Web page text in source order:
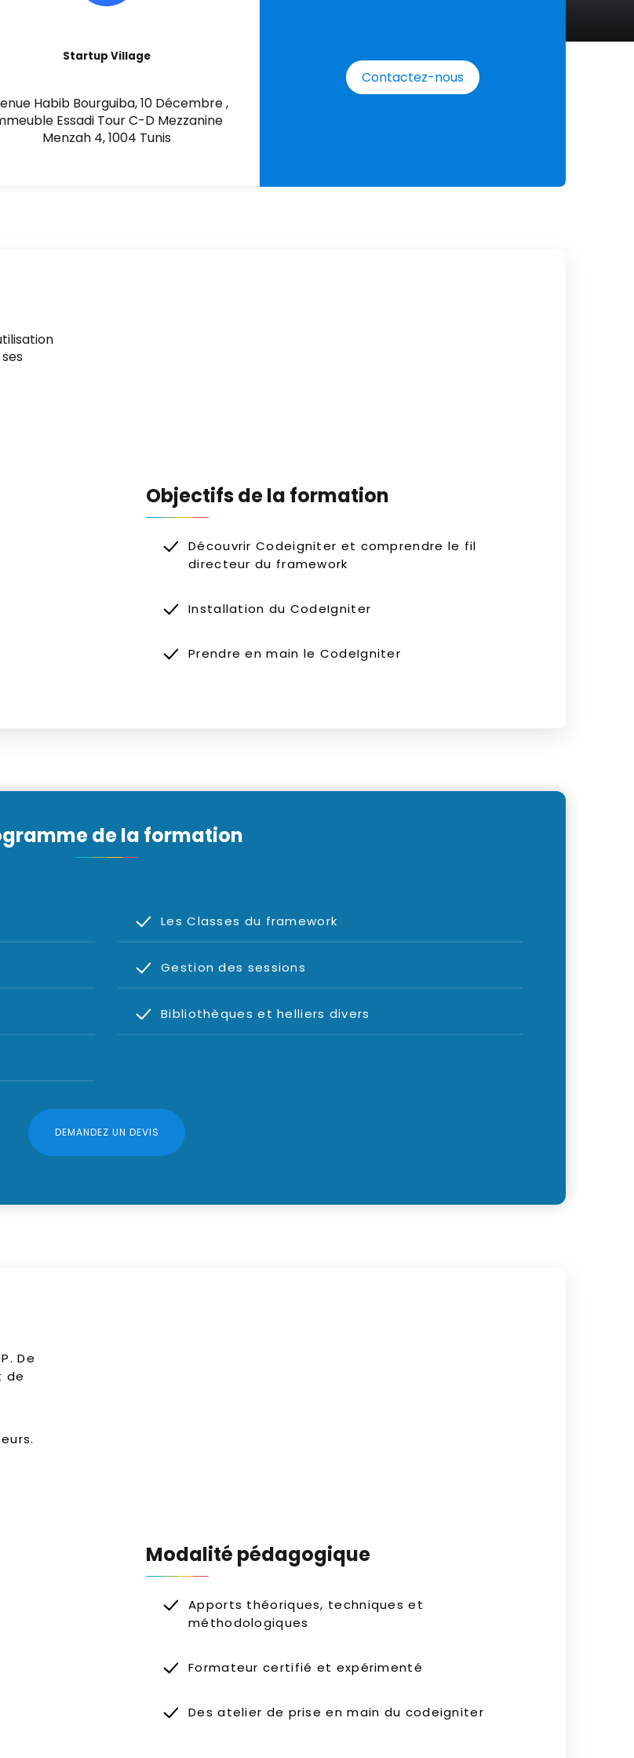
Startup Village
Habib Bourguiba, 10 Décembre ,
Essadi Tour C-D Mezzanine
Menzah 4, 1004 Tunis
Contactez-nous
Objectifs de la formation
Découvrir Codeigniter et comprendre le fil
directeur du framework
Installation du CodeIgniter
Prendre en main le CodeIgniter
de la formation
Les Classes du framework
Gestion des sessions
Bibliothèques et helliers divers
DEMANDEZ UN DEVIS
De
de
Modalité pédagogique
Apports théoriques, techniques et
méthodologiques
Formateur certifié et expérimenté
Des atelier de prise en main du codeigniter